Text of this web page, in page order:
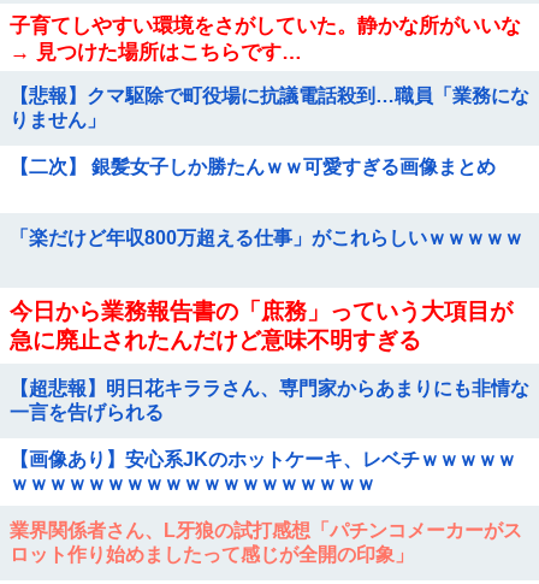
子育てしやすい環境をさがしていた。静かな所がいいな
→ 見つけた場所はこちらです…
【悲報】クマ駆除で町役場に抗議電話殺到…職員「業務にな
りません」
【二次】 銀髪女子しか勝たんｗｗ可愛すぎる画像まとめ
「楽だけど年収800万超える仕事」がこれらしいｗｗｗｗｗ
今日から業務報告書の「庶務」っていう大項目が
急に廃止されたんだけど意味不明すぎる
【超悲報】明日花キララさん、専門家からあまりにも非情な
一言を告げられる
【画像あり】安心系JKのホットケーキ、レベチｗｗｗｗｗ
ｗｗｗｗｗｗｗｗｗｗｗｗｗｗｗｗｗｗｗ
業界関係者さん、L牙狼の試打感想「パチンコメーカーがス
ロット作り始めましたって感じが全開の印象」